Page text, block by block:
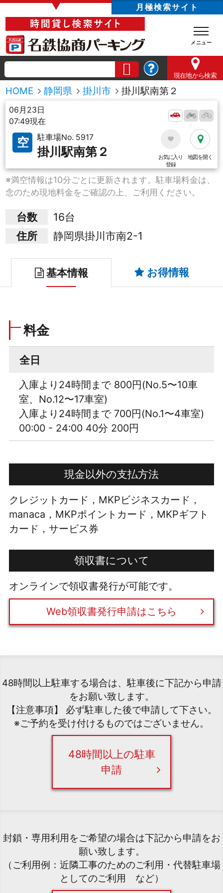
▼ 月極検索サイト
現在地から検索
HOME 静岡県 掛川市 掛川駅南第２
06月23日
07:49現在
空 駐車場No. 5917
掛川駅南第２
お気に入り
登録
地図を開く
※満空情報は10分ごとに更新されます。駐車場料金は、
念のため現地料金をご確認の上、ご利用ください。
台数
16台
住所
静岡県掛川市南2-1
基本情報 お得情報
料金
全日
入庫より24時間まで 800円(No.5〜10車
室、No.12〜17車室)
入庫より24時間まで 700円(No.1〜4車室)
00:00 - 24:00 40分 200円
現金以外の支払方法
クレジットカード，MKPビジネスカード，
manaca，MKPポイントカード，MKPギフト
カード，サービス券
領収書について
オンラインで領収書発行が可能です。
Web領収書発行申請はこちら
48時間以上駐車する場合は、駐車後に下記から申請
をお願い致します。
【注意事項】 必ず駐車した後で申請して下さい。
※ご予約を受け付けるものではございません。
48時間以上の駐車
申請
封鎖・専用利用をご希望の場合は下記から申請をお
願い致します。
（ご利用例：近隣工事のためのご利用・代替駐車場
としてのご利用 など）